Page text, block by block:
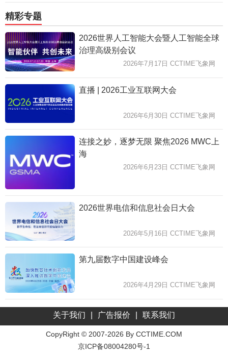
精彩专题
2026世界人工智能大会暨人工智能全球
治理高级别会议
2026年7月17日 CCTIME飞象网
直播 | 2026工业互联网大会
2026年6月30日 CCTIME飞象网
连接之妙，逐梦无限 聚焦2026 MWC上
海
2026年6月23日 CCTIME飞象网
2026世界电信和信息社会日大会
2026年5月16日 CCTIME飞象网
第九届数字中国建设峰会
2026年4月29日 CCTIME飞象网
关于我们 广告报价 联系我们
CopyRight © 2007-2026 By CCTIME.COM
京ICP备08004280号-1